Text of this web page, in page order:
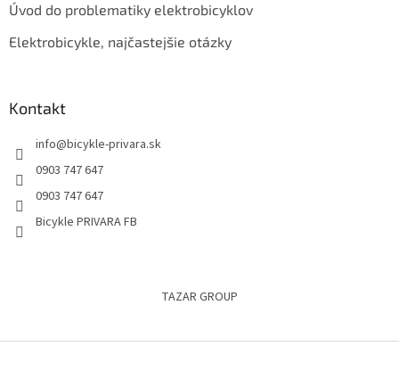
Úvod do problematiky elektrobicyklov
Elektrobicykle, najčastejšie otázky
Kontakt
info@bicykle-privara.sk
0903 747 647
0903 747 647
Bicykle PRIVARA FB
TAZAR GROUP